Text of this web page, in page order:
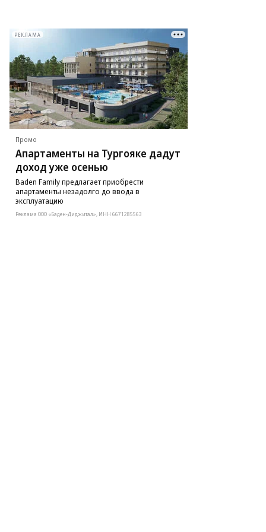
Промо
Апартаменты на Тургояке дадут
доход уже осенью
Baden Family предлагает приобрести
апартаменты незадолго до ввода в
эксплуатацию
Реклама ООО «Баден-Диджитал», ИНН 6671285563
РЕКЛАМА